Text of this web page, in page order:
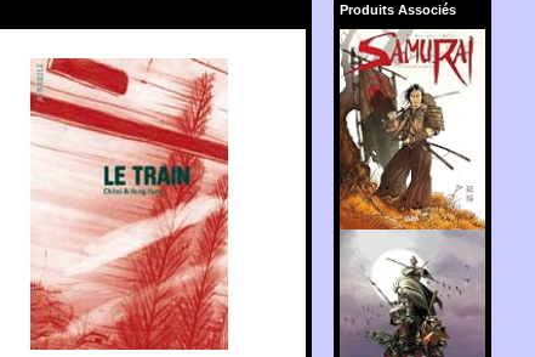
Produits Associés